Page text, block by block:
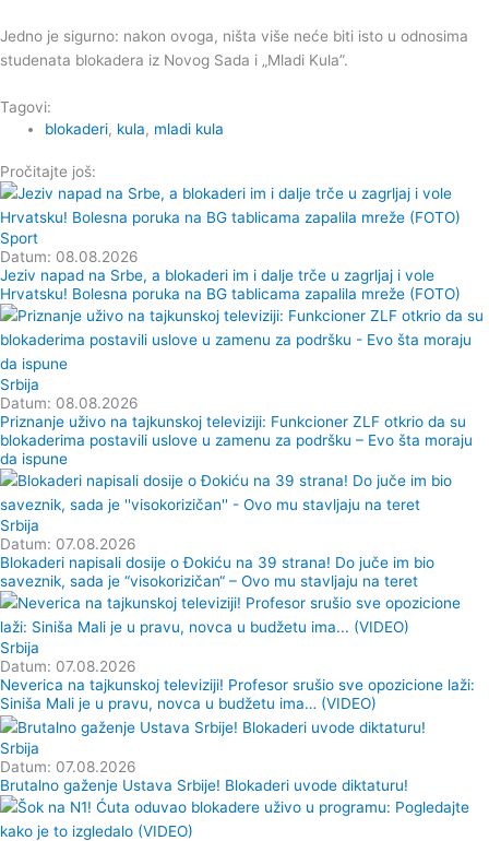
Jedno je sigurno: nakon ovoga, ništa više neće biti isto u odnosima
studenata blokadera iz Novog Sada i „Mladi Kula”.
Tagovi:
blokaderi, kula, mladi kula
Pročitajte još:
Sport
Datum: 08.08.2026
Jeziv napad na Srbe, a blokaderi im i dalje trče u zagrljaj i vole
Hrvatsku! Bolesna poruka na BG tablicama zapalila mreže (FOTO)
Srbija
Datum: 08.08.2026
Priznanje uživo na tajkunskoj televiziji: Funkcioner ZLF otkrio da su
blokaderima postavili uslove u zamenu za podršku – Evo šta moraju
da ispune
Srbija
Datum: 07.08.2026
Blokaderi napisali dosije o Đokiću na 39 strana! Do juče im bio
saveznik, sada je “visokorizičan“ – Ovo mu stavljaju na teret
Srbija
Datum: 07.08.2026
Neverica na tajkunskoj televiziji! Profesor srušio sve opozicione laži:
Siniša Mali je u pravu, novca u budžetu ima… (VIDEO)
Srbija
Datum: 07.08.2026
Brutalno gaženje Ustava Srbije! Blokaderi uvode diktaturu!